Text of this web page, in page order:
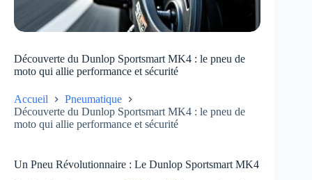
Découverte du Dunlop Sportsmart MK4 : le pneu de
moto qui allie performance et sécurité
Accueil
Pneumatique
Découverte du Dunlop Sportsmart MK4 : le pneu de
moto qui allie performance et sécurité
Un Pneu Révolutionnaire : Le Dunlop Sportsmart MK4